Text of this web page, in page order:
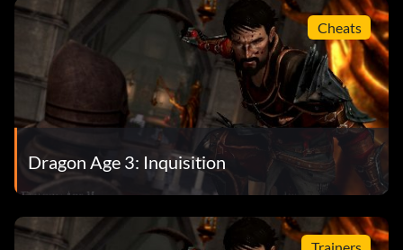
Cheats
Dragon Age 3: Inquisition